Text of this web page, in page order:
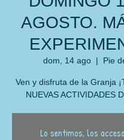
AGOSTO.
dom, 14 ago
  |
Pie
Ven y disfruta de la Granja
NUEVAS ACTIVIDADES
Lo sentimos, los